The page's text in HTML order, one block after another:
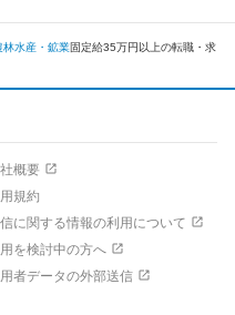
林水産・鉱業固定給35万円以上の転職・求
概要
規約
に関する情報の利用について
を検討中の方へ
者データの外部送信